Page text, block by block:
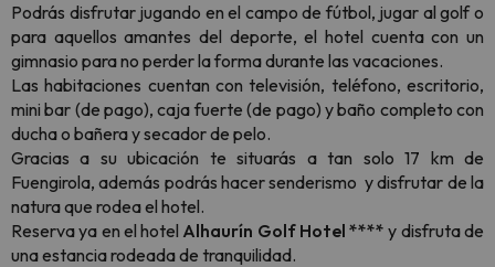
Podrás disfrutar jugando en el campo de fútbol, jugar al golf o
para aquellos amantes del deporte, el hotel cuenta con un
gimnasio para no perder la forma durante las vacaciones.
Las habitaciones cuentan con televisión, teléfono, escritorio,
mini bar (de pago), caja fuerte (de pago) y baño completo con
ducha o bañera y secador de pelo.
Gracias a su ubicación te situarás a tan solo 17 km de
Fuengirola, además podrás hacer senderismo y disfrutar de la
natura que rodea el hotel.
Reserva ya en el hotel Alhaurín Golf Hotel **** y disfruta de
una estancia rodeada de tranquilidad.